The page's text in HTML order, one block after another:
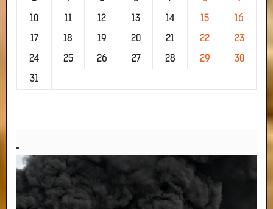
10 11 12 13 14 15 16
17 18 19 20 21 22 23
24 25 26 27 28 29 30
31